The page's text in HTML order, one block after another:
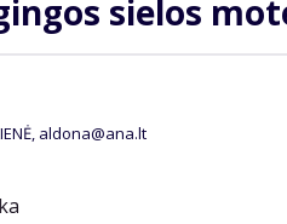
sie­los
aldona@ana.lt